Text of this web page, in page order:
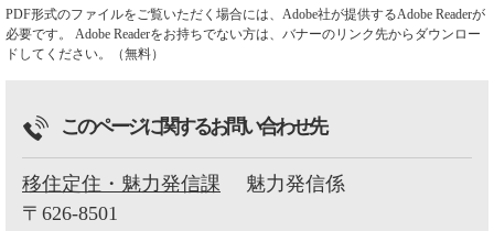
PDF形式のファイルをご覧いただく場合には、Adobe社が提供するAdobe Readerが
必要です。
Adobe Readerをお持ちでない方は、バナーのリンク先からダウンロー
ドしてください。（無料）
このページに関するお問い合わせ先
移住定住・魅力発信課
魅力発信係
〒626-8501